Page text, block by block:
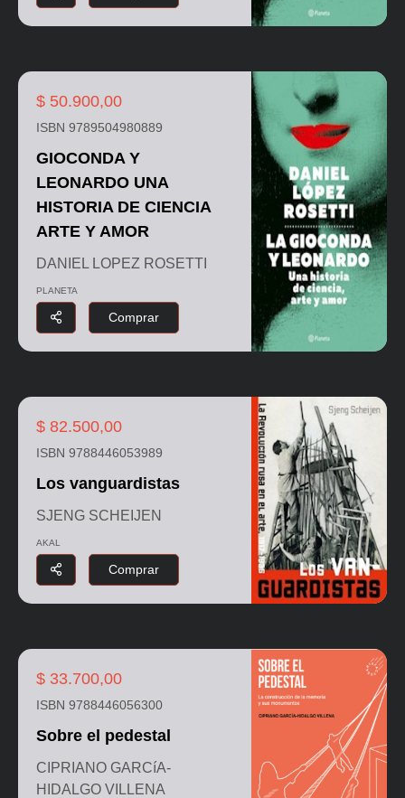
$ 50.900,00
ISBN 9789504980889
GIOCONDA Y
LEONARDO UNA
HISTORIA DE CIENCIA
ARTE Y AMOR
DANIEL LOPEZ ROSETTI
PLANETA
Comprar
$ 82.500,00
ISBN 9788446053989
Los vanguardistas
SJENG SCHEIJEN
AKAL
Comprar
$ 33.700,00
ISBN 9788446056300
Sobre el pedestal
CIPRIANO GARCíA-
HIDALGO VILLENA